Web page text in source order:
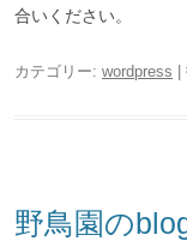
合いください。
カテゴリー: wordpress |
野鳥園の